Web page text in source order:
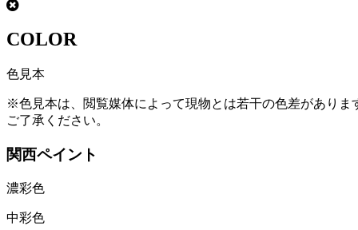
COLOR
色見本
※色見本は、閲覧媒体によって現物とは若干の色差がありま
ご了承ください。
関西ペイント
濃彩色
中彩色